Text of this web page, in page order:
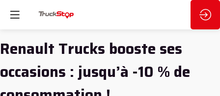
Renault Trucks booste ses
occasions : jusqu’à -10 % de